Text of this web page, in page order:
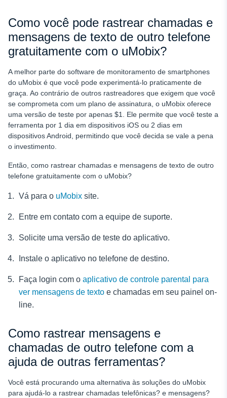
Como você pode rastrear chamadas e
mensagens de texto de outro telefone
gratuitamente com o uMobix?
A melhor parte do software de monitoramento de smartphones
do uMobix é que você pode experimentá-lo praticamente de
graça. Ao contrário de outros rastreadores que exigem que você
se comprometa com um plano de assinatura, o uMobix oferece
uma versão de teste por apenas $1. Ele permite que você teste a
ferramenta por 1 dia em dispositivos iOS ou 2 dias em
dispositivos Android, permitindo que você decida se vale a pena
o investimento.
Então, como rastrear chamadas e mensagens de texto de outro
telefone gratuitamente com o uMobix?
Vá para o uMobix site.
Entre em contato com a equipe de suporte.
Solicite uma versão de teste do aplicativo.
Instale o aplicativo no telefone de destino.
Faça login com o aplicativo de controle parental para
ver mensagens de texto e chamadas em seu painel on-
line.
Como rastrear mensagens e
chamadas de outro telefone com a
ajuda de outras ferramentas?
Você está procurando uma alternativa às soluções do uMobix
para ajudá-lo a rastrear chamadas telefônicas? e mensagens?